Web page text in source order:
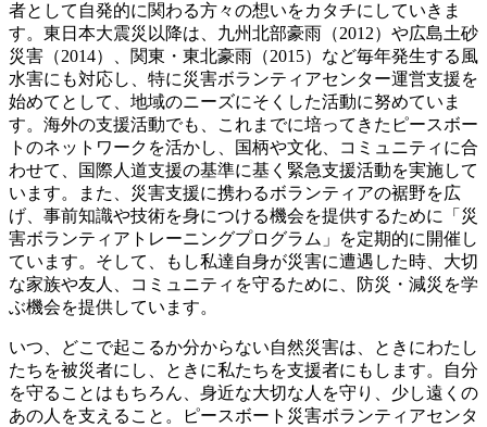
者として自発的に関わる方々の想いをカタチにしていきま
す。東日本大震災以降は、九州北部豪雨（2012）や広島土砂
災害（2014）、関東・東北豪雨（2015）など毎年発生する風
水害にも対応し、特に災害ボランティアセンター運営支援を
始めてとして、地域のニーズにそくした活動に努めていま
す。海外の支援活動でも、これまでに培ってきたピースボー
トのネットワークを活かし、国柄や文化、コミュニティに合
わせて、国際人道支援の基準に基く緊急支援活動を実施して
います。また、災害支援に携わるボランティアの裾野を広
げ、事前知識や技術を身につける機会を提供するために「災
害ボランティアトレーニングプログラム」を定期的に開催し
ています。そして、もし私達自身が災害に遭遇した時、大切
な家族や友人、コミュニティを守るために、防災・減災を学
ぶ機会を提供しています。
いつ、どこで起こるか分からない自然災害は、ときにわたし
たちを被災者にし、ときに私たちを支援者にもします。自分
を守ることはもちろん、身近な大切な人を守り、少し遠くの
あの人を支えること。ピースボート災害ボランティアセンタ